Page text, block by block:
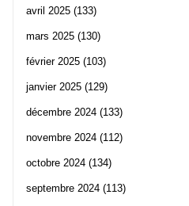
avril 2025 (133)
mars 2025 (130)
février 2025 (103)
janvier 2025 (129)
décembre 2024 (133)
novembre 2024 (112)
octobre 2024 (134)
septembre 2024 (113)